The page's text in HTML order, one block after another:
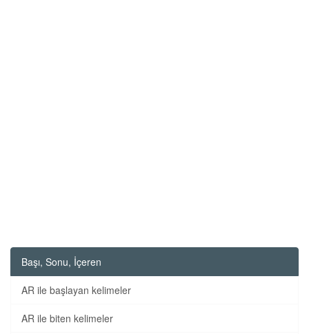
Başı, Sonu, İçeren
AR ile başlayan kelimeler
AR ile biten kelimeler